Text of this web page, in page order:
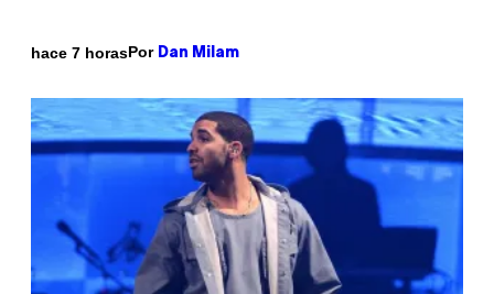
hace 7 horasPor Dan Milam